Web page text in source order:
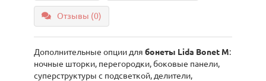
Отзывы (0)
Дополнительные опции длябонеты Lida Bonet М:
ночные шторки, перегородки, боковые панели,
суперструктуры с подсветкой, делители,